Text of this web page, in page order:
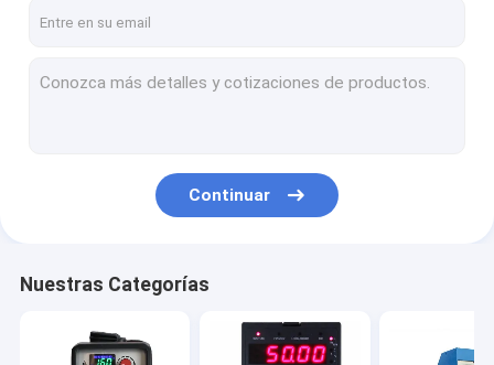
Continuar
Nuestras Categorías